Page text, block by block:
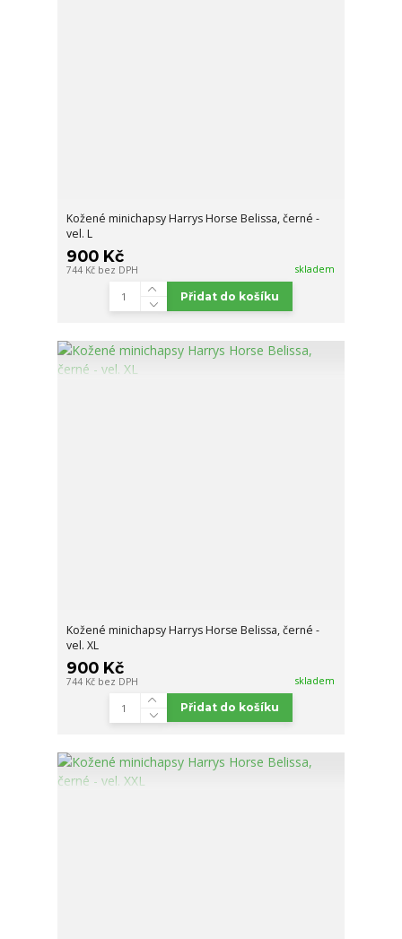
Kožené minichapsy Harrys Horse Belissa, černé -
vel. L
900 Kč
744 Kč bez DPH skladem
Přidat do košíku
Kožené minichapsy Harrys Horse Belissa, černé -
vel. XL
900 Kč
744 Kč bez DPH skladem
Přidat do košíku